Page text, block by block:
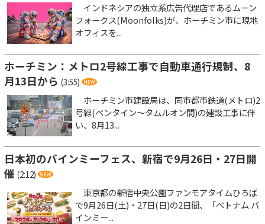
インドネシアの独立系広告代理店であるムーン
フォークス(Moonfolks)が、ホーチミン市に現地
オフィスを...
ホーチミン：メトロ2号線工事で自動車通行規制、8
月13日から (3:55)
ホーチミン市建設局は、同市都市鉄道(メトロ)2
号線(ベンタイン～タムルオン間)の建設工事に伴
い、8月13...
日本初のバインミーフェス、新宿で9月26日・27日開
催 (2:12)
東京都の新宿中央公園ファンモアタイムひろば
で9月26日(土)・27日(日)の2日間、「ベトナム バ
インミー...